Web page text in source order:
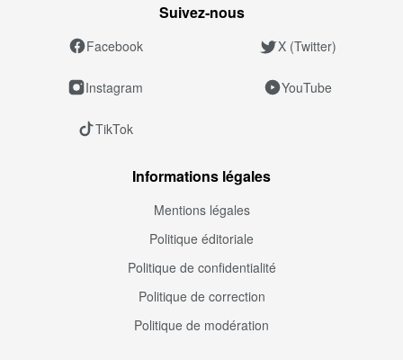
Suivez‑nous
Facebook X (Twitter)
Instagram YouTube
TikTok
Informations légales
Mentions légales
Politique éditoriale
Politique de confidentialité
Politique de correction
Politique de modération